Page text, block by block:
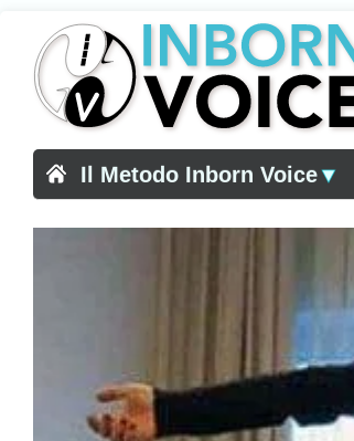
Il Metodo Inborn Voice▼